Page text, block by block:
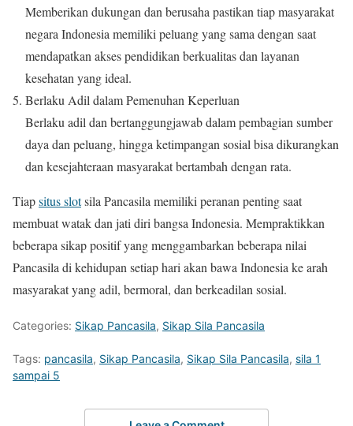
Memberikan dukungan dan berusaha pastikan tiap masyarakat
negara Indonesia memiliki peluang yang sama dengan saat
mendapatkan akses pendidikan berkualitas dan layanan
kesehatan yang ideal.
Berlaku Adil dalam Pemenuhan Keperluan
Berlaku adil dan bertanggungjawab dalam pembagian sumber
daya dan peluang, hingga ketimpangan sosial bisa dikurangkan
dan kesejahteraan masyarakat bertambah dengan rata.
Tiapsitus slotsila Pancasila memiliki peranan penting saat
membuat watak dan jati diri bangsa Indonesia. Mempraktikkan
beberapa sikap positif yang menggambarkan beberapa nilai
Pancasila di kehidupan setiap hari akan bawa Indonesia ke arah
masyarakat yang adil, bermoral, dan berkeadilan sosial.
Categories: Sikap Pancasila, Sikap Sila Pancasila
Tags: pancasila, Sikap Pancasila, Sikap Sila Pancasila, sila 1
sampai 5